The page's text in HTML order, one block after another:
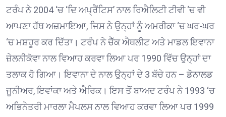
ਟਰੰਪ ਨੇ 2004 ‘ਚ ‘ਦਿ ਅਪ੍ਰੈਂਟਿਸ’ ਨਾਲ ਰਿਐਲਿਟੀ ਟੀਵੀ ‘ਚ ਵੀ
ਆਪਣਾ ਹੱਥ ਅਜ਼ਮਾਇਆ, ਜਿਸ ਨੇ ਉਨ੍ਹਾਂ ਨੂੰ ਅਮਰੀਕਾ ‘ਚ ਘਰ-ਘਰ
‘ਚ ਮਸ਼ਹੂਰ ਕਰ ਦਿੱਤਾ। ਟਰੰਪ ਨੇ ਚੈੱਕ ਐਥਲੀਟ ਅਤੇ ਮਾਡਲ ਇਵਾਨਾ
ਜ਼ੇਲਨੀਕੋਵਾ ਨਾਲ ਵਿਆਹ ਕਰਵਾ ਲਿਆ ਪਰ 1990 ਵਿੱਚ ਉਨ੍ਹਾਂ ਦਾ
ਤਲਾਕ ਹੋ ਗਿਆ। ਇਵਾਨਾ ਦੇ ਨਾਲ ਉਨ੍ਹਾਂ ਦੇ 3 ਬੱਚੇ ਹਨ – ਡੋਨਾਲਡ
ਜੂਨੀਅਰ, ਇਵਾਂਕਾ ਅਤੇ ਐਰਿਕ। ਇਸ ਤੋਂ ਬਾਅਦ ਟਰੰਪ ਨੇ 1993 ‘ਚ
ਅਭਿਨੇਤਰੀ ਮਾਰਲਾ ਮੈਪਲਸ ਨਾਲ ਵਿਆਹ ਕਰਵਾ ਲਿਆ ਪਰ 1999